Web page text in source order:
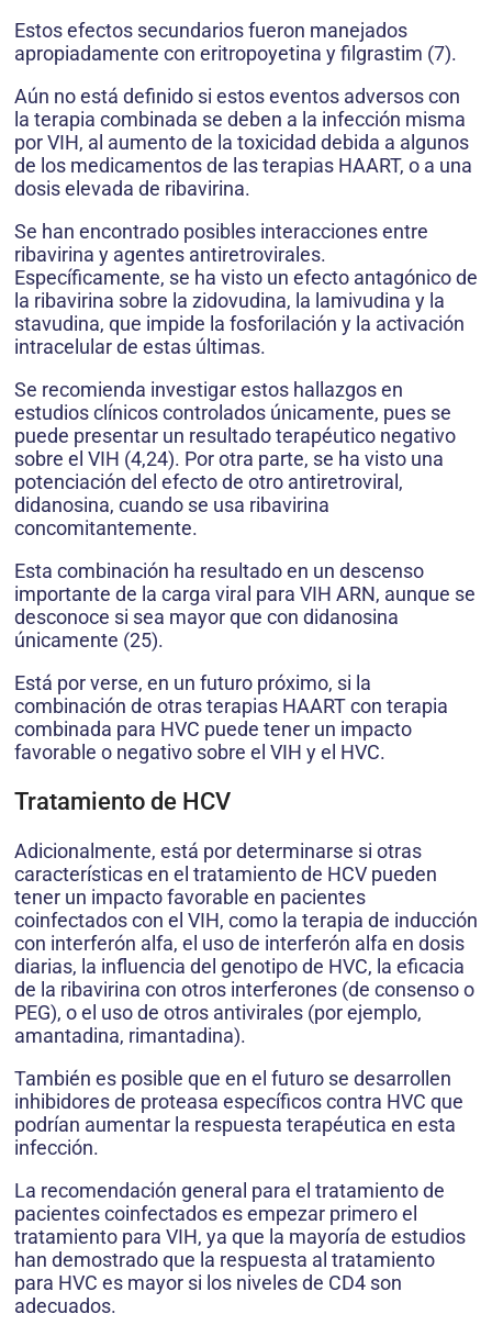
Estos efectos secundarios fueron manejados
apropiadamente con eritropoyetina y filgrastim (7).
Aún no está definido si estos eventos adversos con
la terapia combinada se deben a la infección misma
por VIH, al aumento de la toxicidad debida a algunos
de los medicamentos de las terapias HAART, o a una
dosis elevada de ribavirina.
Se han encontrado posibles interacciones entre
ribavirina y agentes antiretrovirales.
Específicamente, se ha visto un efecto antagónico de
la ribavirina sobre la zidovudina, la lamivudina y la
stavudina, que impide la fosforilación y la activación
intracelular de estas últimas.
Se recomienda investigar estos hallazgos en
estudios clínicos controlados únicamente, pues se
puede presentar un resultado terapéutico negativo
sobre el VIH (4,24). Por otra parte, se ha visto una
potenciación del efecto de otro antiretroviral,
didanosina, cuando se usa ribavirina
concomitantemente.
Esta combinación ha resultado en un descenso
importante de la carga viral para VIH ARN, aunque se
desconoce si sea mayor que con didanosina
únicamente (25).
Está por verse, en un futuro próximo, si la
combinación de otras terapias HAART con terapia
combinada para HVC puede tener un impacto
favorable o negativo sobre el VIH y el HVC.
Tratamiento de HCV
Adicionalmente, está por determinarse si otras
características en el tratamiento de HCV pueden
tener un impacto favorable en pacientes
coinfectados con el VIH, como la terapia de inducción
con interferón alfa, el uso de interferón alfa en dosis
diarias, la influencia del genotipo de HVC, la eficacia
de la ribavirina con otros interferones (de consenso o
PEG), o el uso de otros antivirales (por ejemplo,
amantadina, rimantadina).
También es posible que en el futuro se desarrollen
inhibidores de proteasa específicos contra HVC que
podrían aumentar la respuesta terapéutica en esta
infección.
La recomendación general para el tratamiento de
pacientes coinfectados es empezar primero el
tratamiento para VIH, ya que la mayoría de estudios
han demostrado que la respuesta al tratamiento
para HVC es mayor si los niveles de CD4 son
adecuados.